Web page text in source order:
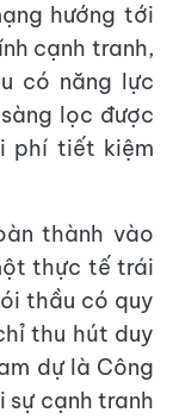
hướng tới
cạnh tranh,
có năng lực
lọc được
phí tiết kiệm
thành vào
thực tế trái
thầu có quy
thu hút duy
dự là Công
sự cạnh tranh